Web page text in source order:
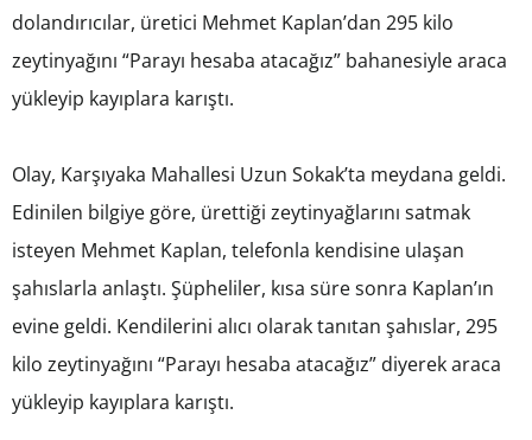
dolandırıcılar, üretici Mehmet Kaplan’dan 295 kilo
zeytinyağını “Parayı hesaba atacağız” bahanesiyle araca
yükleyip kayıplara karıştı.
Olay, Karşıyaka Mahallesi Uzun Sokak’ta meydana geldi.
Edinilen bilgiye göre, ürettiği zeytinyağlarını satmak
isteyen Mehmet Kaplan, telefonla kendisine ulaşan
şahıslarla anlaştı. Şüpheliler, kısa süre sonra Kaplan’ın
evine geldi. Kendilerini alıcı olarak tanıtan şahıslar, 295
kilo zeytinyağını “Parayı hesaba atacağız” diyerek araca
yükleyip kayıplara karıştı.